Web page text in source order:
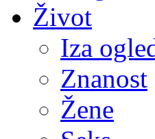
Život
Iza
Znanost
Žene